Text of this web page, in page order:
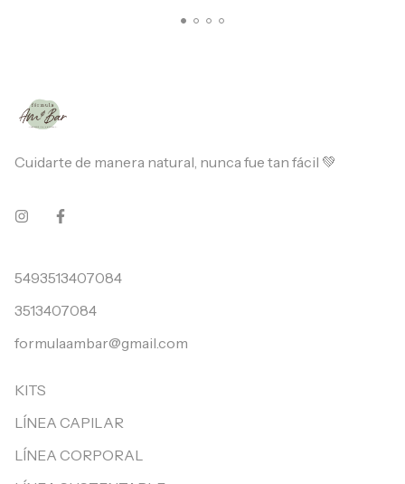
Cuidarte de manera natural, nunca fue tan fácil 💚
5493513407084
3513407084
formulaambar@gmail.com
KITS
LÍNEA CAPILAR
LÍNEA CORPORAL